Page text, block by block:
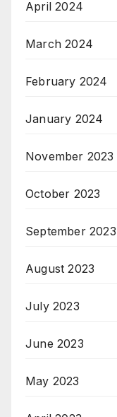
April 2024
March 2024
February 2024
January 2024
November 2023
October 2023
September 2023
August 2023
July 2023
June 2023
May 2023